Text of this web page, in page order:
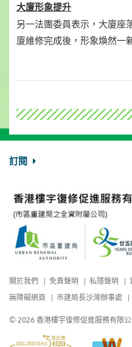
大廈形象提升
另一法團委員表示，大廈座
廈維修完成後，形象煥然一
訂閱
關於我們 免責聲明 私隱聲明
無障礙網頁
市建局長沙灣辦事處
© 2026 香港樓宇復修促進服務有限